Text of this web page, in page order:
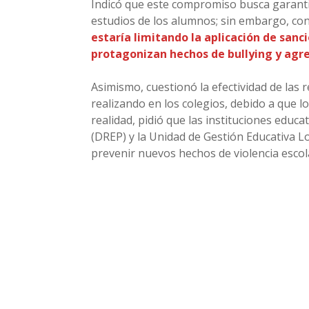
Indicó que este compromiso busca
estudios de los alumnos; sin embargo,
estaría limitando la aplicación de
protagonizan hechos de bullying y
Asimismo, cuestionó la efectividad de
realizando en los colegios, debido a que
realidad, pidió que las instituciones
(DREP) y la Unidad de Gestión Educativa
prevenir nuevos hechos de violencia